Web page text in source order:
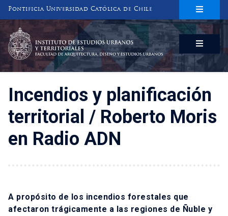
Pontificia Universidad Católica de Chile
INSTITUTO DE ESTUDIOS URBANOS
Y TERRITORIALES
FACULTAD DE ARQUITECTURA, DISEÑO Y ESTUDIOS URBANOS
Incendios y planificación
territorial / Roberto Moris
en Radio ADN
A propósito de los incendios forestales que
afectaron trágicamente a las regiones de Ñuble y